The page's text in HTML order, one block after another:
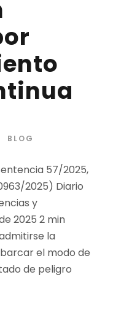
BLOG
57/2025,
2025) Diario
y
2025 2 min
la
el modo de
de peligro